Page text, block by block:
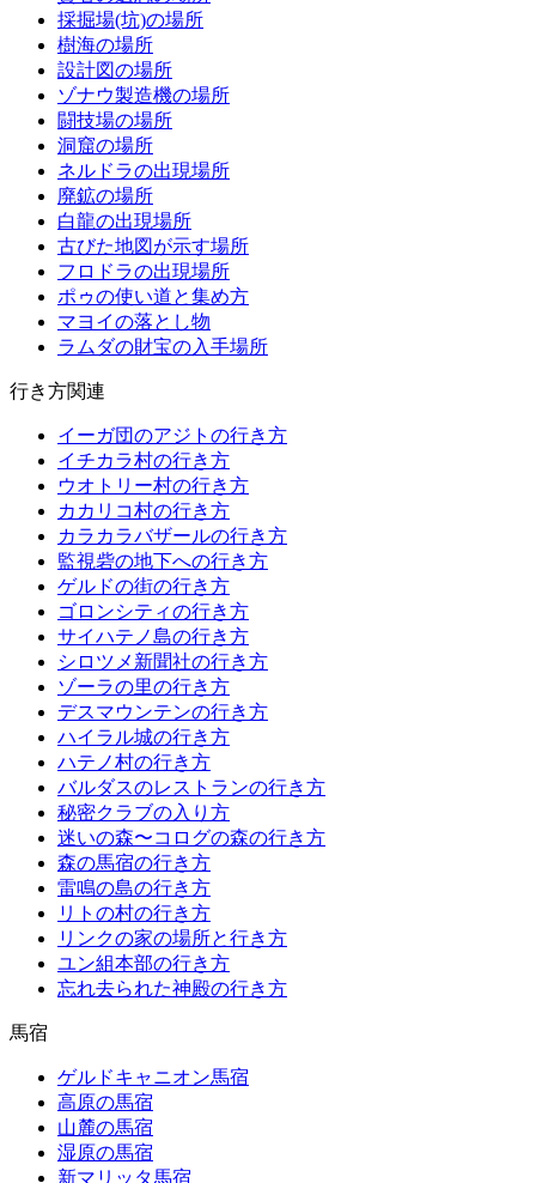
採掘場(坑)の場所
樹海の場所
設計図の場所
ゾナウ製造機の場所
闘技場の場所
洞窟の場所
ネルドラの出現場所
廃鉱の場所
白龍の出現場所
古びた地図が示す場所
フロドラの出現場所
ポゥの使い道と集め方
マヨイの落とし物
ラムダの財宝の入手場所
行き方関連
イーガ団のアジトの行き方
イチカラ村の行き方
ウオトリー村の行き方
カカリコ村の行き方
カラカラバザールの行き方
監視砦の地下への行き方
ゲルドの街の行き方
ゴロンシティの行き方
サイハテノ島の行き方
シロツメ新聞社の行き方
ゾーラの里の行き方
デスマウンテンの行き方
ハイラル城の行き方
ハテノ村の行き方
バルダスのレストランの行き方
秘密クラブの入り方
迷いの森〜コログの森の行き方
森の馬宿の行き方
雷鳴の島の行き方
リトの村の行き方
リンクの家の場所と行き方
ユン組本部の行き方
忘れ去られた神殿の行き方
馬宿
ゲルドキャニオン馬宿
高原の馬宿
山麓の馬宿
湿原の馬宿
新マリッタ馬宿